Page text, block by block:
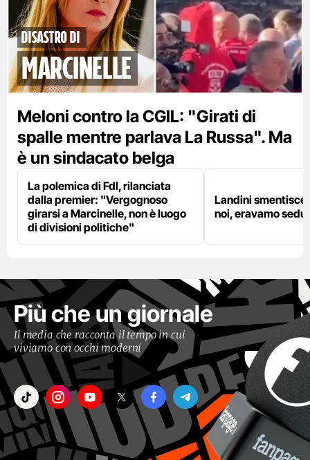
disastro di
marcinelle
Meloni contro la CGIL: "Girati di
spalle mentre parlava La Russa". Ma
è un sindacato belga
La polemica di FdI, rilanciata
dalla premier: "Vergognoso
girarsi a Marcinelle, non è luogo
di divisioni politiche"
Landini
noi, eravamo
Più che un giornale
Il media che racconta il tempo in cui
viviamo con occhi moderni